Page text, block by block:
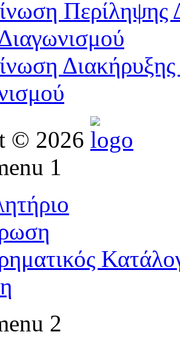
Περίληψης
© 2026
1
2